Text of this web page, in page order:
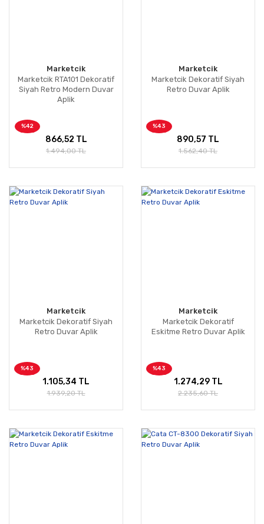
Marketcik
Marketcik RTA101 Dekoratif
Siyah Retro Modern Duvar
Aplik
%42
866,52 TL
1.494,00 TL
Marketcik
Marketcik Dekoratif Siyah
Retro Duvar Aplik
%43
890,57 TL
1.562,40 TL
Marketcik
Marketcik Dekoratif Siyah
Retro Duvar Aplik
%43
1.105,34 TL
1.939,20 TL
Marketcik
Marketcik Dekoratif
Eskitme Retro Duvar Aplik
%43
1.274,29 TL
2.235,60 TL